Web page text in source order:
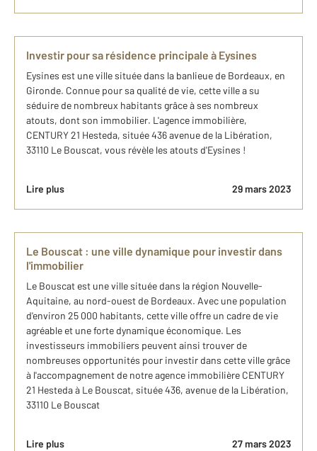
Investir pour sa résidence principale à Eysines
Eysines est une ville située dans la banlieue de Bordeaux, en
Gironde. Connue pour sa qualité de vie, cette ville a su
séduire de nombreux habitants grâce à ses nombreux
atouts, dont son immobilier. L'agence immobilière,
CENTURY 21 Hesteda, située 436 avenue de la Libération,
33110 Le Bouscat, vous révèle les atouts d'Eysines !
Lire plus 29 mars 2023
Le Bouscat : une ville dynamique pour investir dans
l'immobilier
Le Bouscat est une ville située dans la région Nouvelle-
Aquitaine, au nord-ouest de Bordeaux. Avec une population
d'environ 25 000 habitants, cette ville offre un cadre de vie
agréable et une forte dynamique économique. Les
investisseurs immobiliers peuvent ainsi trouver de
nombreuses opportunités pour investir dans cette ville grâce
à l'accompagnement de notre agence immobilière CENTURY
21 Hesteda à Le Bouscat, située 436, avenue de la Libération,
33110 Le Bouscat
Lire plus 27 mars 2023